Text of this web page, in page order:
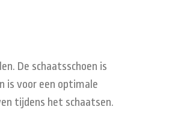
De schaatsschoen is
is voor een optimale
tijdens het schaatsen.